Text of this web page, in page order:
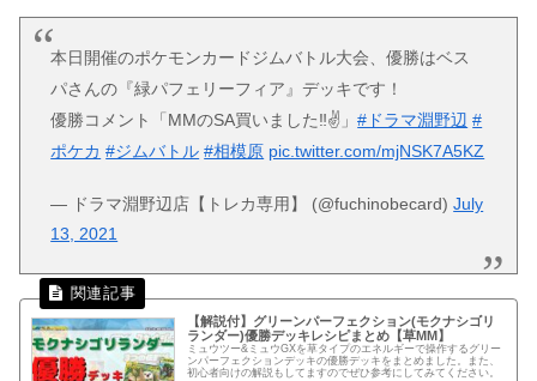
本日開催のポケモンカードジムバトル大会、優勝はベス
パさんの『緑パフェリーフィア』デッキです！
優勝コメント「MMのSA買いました‼️✌️」#ドラマ淵野辺 #
ポケカ #ジムバトル #相模原 pic.twitter.com/mjNSK7A5KZ
— ドラマ淵野辺店【トレカ専用】 (@fuchinobecard)July
13, 2021
【解説付】グリーンパーフェクション(モクナシゴリ
ランダー)優勝デッキレシピまとめ【草MM】
ミュウツー&ミュウGXを草タイプのエネルギーで操作するグリー
ンパーフェクションデッキの優勝デッキをまとめました。また、
初心者向けの解説もしてますのでぜひ参考にしてみてください。